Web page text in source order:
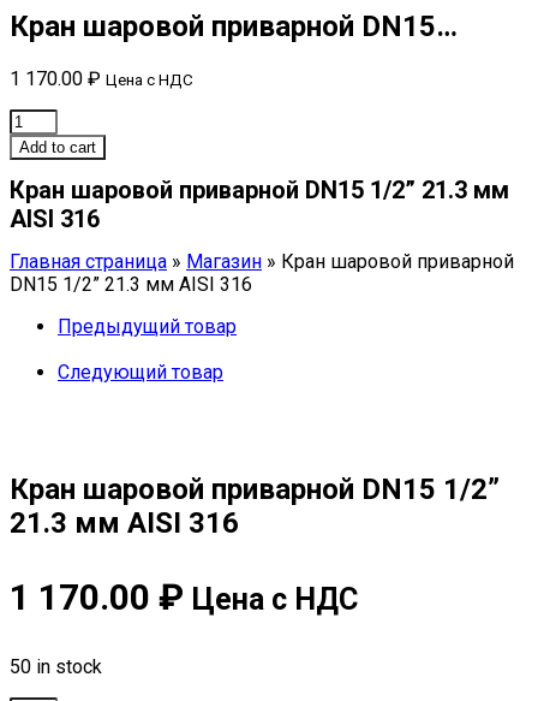
Кран шаровой приварной DN15…
1 170.00 ₽ Цена с НДС
Кран
шаровой
приварной
DN15
1/2''
21.3
мм
AISI
quantity
Add to cart
Кран шаровой приварной DN15 1/2” 21.3 мм
AISI 316
Главная страница » Магазин » Кран шаровой приварной
DN15 1/2” 21.3 мм AISI 316
Предыдущий товар
Следующий товар
Кран шаровой приварной DN15 1/2”
21.3 мм AISI 316
1 170.00 ₽ Цена с НДС
50 in stock